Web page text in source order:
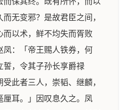
无变邪？是故君臣之间，
而以术，鲜不均失而胥败
凤：「帝王赐人铁券，何
誓，令其子孙长享爵禄
此者三人，崇韬、继麟，
厘耳。」因叹息久之。凤